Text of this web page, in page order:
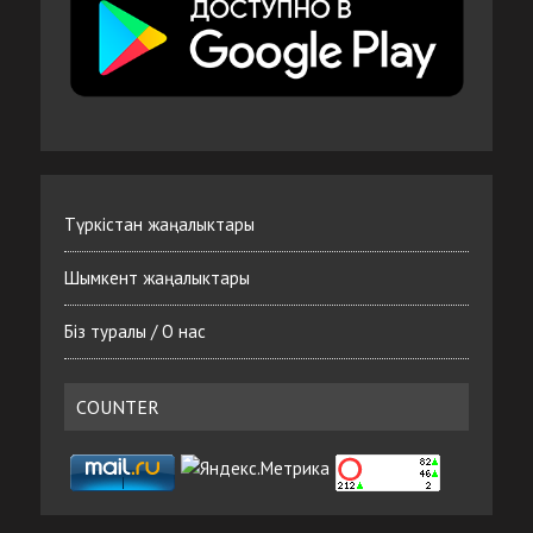
Түркістан жаңалыктары
Шымкент жаңалыктары
Біз туралы / О нас
COUNTER